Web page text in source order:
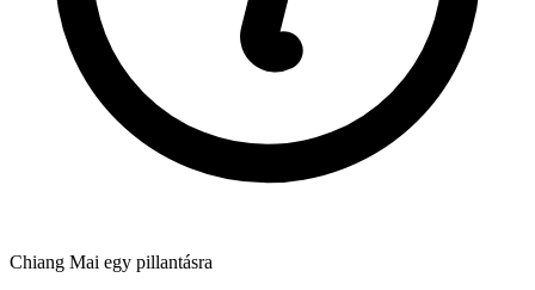
Chiang Mai egy pillantásra